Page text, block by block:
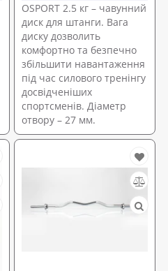
OSPORT 2.5 кг – чавунний
диск для штанги. Вага
диску дозволить
комфортно та безпечно
збільшити навантаження
під час силового тренінгу
досвідченіших
спортсменів. Діаметр
отвору – 27 мм.